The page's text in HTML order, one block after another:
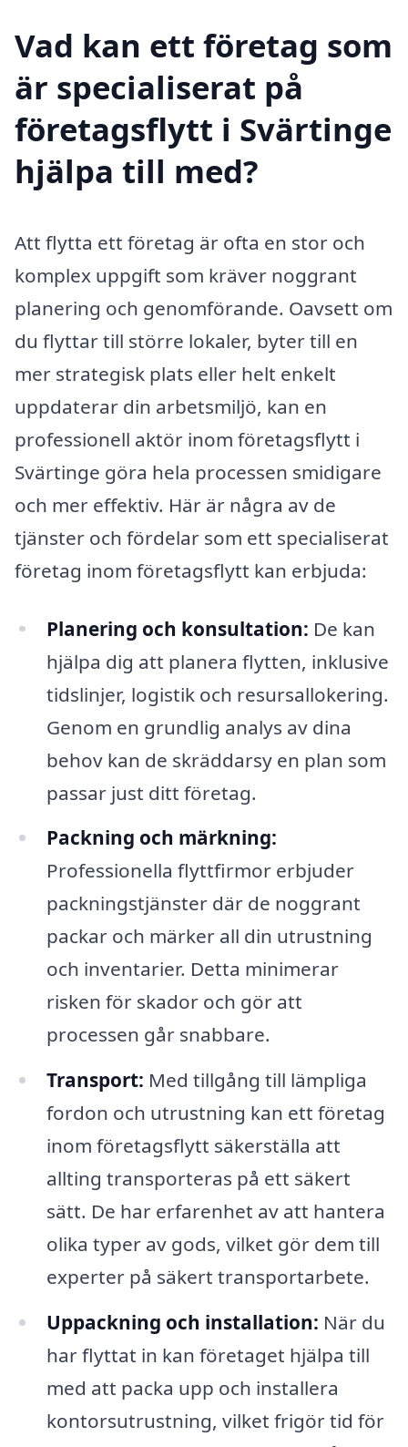
Vad kan ett företag som
är specialiserat på
företagsflytt i Svärtinge
hjälpa till med?
Att flytta ett företag är ofta en stor och
komplex uppgift som kräver noggrant
planering och genomförande. Oavsett om
du flyttar till större lokaler, byter till en
mer strategisk plats eller helt enkelt
uppdaterar din arbetsmiljö, kan en
professionell aktör inom företagsflytt i
Svärtinge göra hela processen smidigare
och mer effektiv. Här är några av de
tjänster och fördelar som ett specialiserat
företag inom företagsflytt kan erbjuda:
Planering och konsultation: De kan
hjälpa dig att planera flytten, inklusive
tidslinjer, logistik och resursallokering.
Genom en grundlig analys av dina
behov kan de skräddarsy en plan som
passar just ditt företag.
Packning och märkning:
Professionella flyttfirmor erbjuder
packningstjänster där de noggrant
packar och märker all din utrustning
och inventarier. Detta minimerar
risken för skador och gör att
processen går snabbare.
Transport: Med tillgång till lämpliga
fordon och utrustning kan ett företag
inom företagsflytt säkerställa att
allting transporteras på ett säkert
sätt. De har erfarenhet av att hantera
olika typer av gods, vilket gör dem till
experter på säkert transportarbete.
Uppackning och installation: När du
har flyttat in kan företaget hjälpa till
med att packa upp och installera
kontorsutrustning, vilket frigör tid för